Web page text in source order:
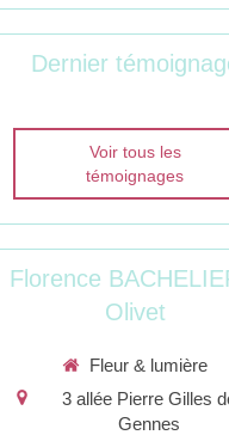
Dernier
Voir tous les
témoignages
Florence
Olivet
Fleur & lumière
3 allée Pierre Gilles
Gennes